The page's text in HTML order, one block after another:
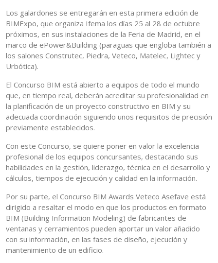
Los galardones se entregarán en esta primera edición de
BIMExpo, que organiza Ifema los días 25 al 28 de octubre
próximos, en sus instalaciones de la Feria de Madrid, en el
marco de ePower&Building (paraguas que engloba también a
los salones Construtec, Piedra, Veteco, Matelec, Lightec y
Urbótica).
El Concurso BIM está abierto a equipos de todo el mundo
que, en tiempo real, deberán acreditar su profesionalidad en
la planificación de un proyecto constructivo en BIM y su
adecuada coordinación siguiendo unos requisitos de precisión
previamente establecidos.
Con este Concurso, se quiere poner en valor la excelencia
profesional de los equipos concursantes, destacando sus
habilidades en la gestión, liderazgo, técnica en el desarrollo y
cálculos, tiempos de ejecución y calidad en la información.
Por su parte, el Concurso BIM Awards Veteco Asefave está
dirigido a resaltar el modo en que los productos en formato
BIM (Building Information Modeling) de fabricantes de
ventanas y cerramientos pueden aportar un valor añadido
con su información, en las fases de diseño, ejecución y
mantenimiento de un edificio.